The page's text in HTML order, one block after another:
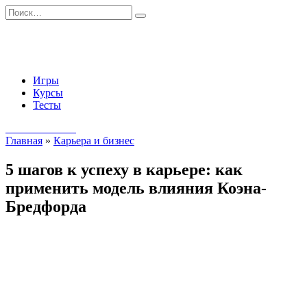
Перейти
к
Search
for:
Игры
Курсы
Тесты
Главная » Карьера и бизнес
5 шагов к успеху в карьере: как
применить модель влияния Коэна-
Бредфорда